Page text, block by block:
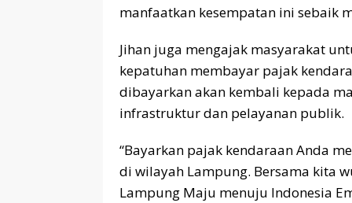
manfaatkan kesempatan ini sebaik
Jihan juga mengajak masyarakat
kepatuhan membayar pajak
dibayarkan akan kembali kepada
infrastruktur dan pelayanan publik.
“Bayarkan pajak kendaraan Anda
di wilayah Lampung. Bersama kita
Lampung Maju menuju Indonesia